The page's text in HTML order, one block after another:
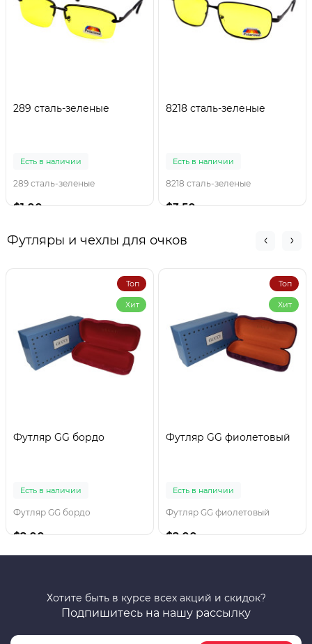
289 сталь-зеленые
Есть в наличии
289 сталь-зеленые
$1.00
8218 сталь-зеленые
Есть в наличии
8218 сталь-зеленые
$3.50
Футляры и чехлы для очков
Топ
Хит
Футляр GG бордо
Есть в наличии
Футляр GG бордо
$2.00
Топ
Хит
Футляр GG фиолетовый
Есть в наличии
Футляр GG фиолетовый
$2.00
Хотите быть в курсе всех акций и скидок?
Подпишитесь на нашу рассылку